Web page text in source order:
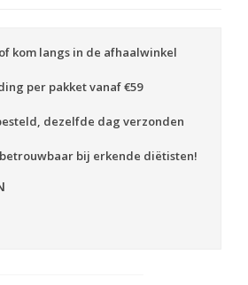
kom langs in de afhaalwinkel
per pakket vanaf €59
dezelfde dag verzonden
betrouwbaar bij erkende diëtisten!